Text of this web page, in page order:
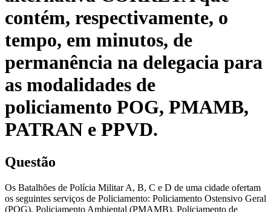
contém, respectivamente, o
tempo, em minutos, de
permanência na delegacia para
as modalidades de
policiamento POG, PMAMB,
PATRAN e PPVD.
Questão
Os Batalhões de Polícia Militar A, B, C e D de uma cidade ofertam
os seguintes serviços de Policiamento: Policiamento Ostensivo Geral
(POG), Policiamento Ambiental (PMAMB), Policiamento de